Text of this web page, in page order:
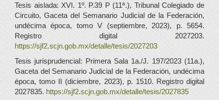
Tesis aislada: XVI. 1º. P.39 P (11ª.), Tribunal Colegiado de
Circuito, Gaceta del Semanario Judicial de la Federación,
undécima época, tomo V (septiembre, 2023), p. 5654.
Registro digital 2027203.
https://sjf2.scjn.gob.mx/detalle/tesis/2027203
Tesis jurisprudencial: Primera Sala 1a./J. 197/2023 (11a.),
Gaceta del Semanario Judicial de la Federación, undécima
época, tomo II (diciembre, 2023), p. 1510. Registro digital
2027835. https://sjf2.scjn.gob.mx/detalle/tesis/2027835